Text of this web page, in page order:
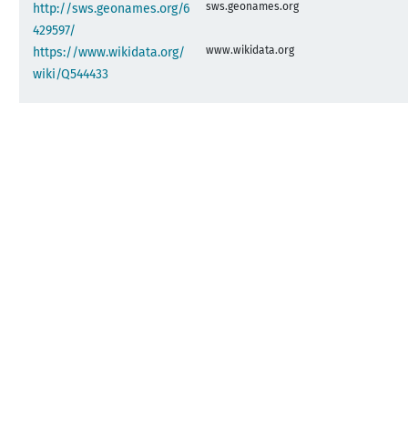
http://sws.geonames.org/6
429597/
sws.geonames.org
https://www.wikidata.org/
wiki/Q544433
www.wikidata.org